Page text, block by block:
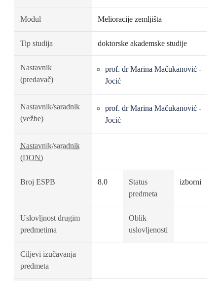
Modul Melioracije zemljišta
Tip studija doktorske akademske studije
Nastavnik
(predavač)
prof. dr Marina Mačukanović -
Jocić
Nastavnik/saradnik
(vežbe)
prof. dr Marina Mačukanović -
Jocić
Nastavnik/saradnik
(DON)
Broj ESPB 8.0
Status
predmeta
izborni
Uslovljnost drugim
predmetima
Oblik
uslovljenosti
Ciljevi izučavanja
predmeta